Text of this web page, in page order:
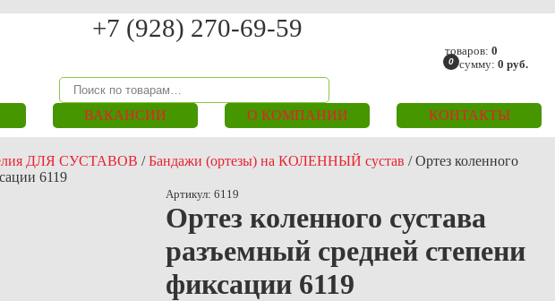
+7 (928) 270-69-59
0
товаров: 0
на сумму: 0 руб.
ВАКАНСИИ О КОМПАНИИ КОНТАКТЫ
ДЛЯ СУСТАВОВ /Бандажи (ортезы) на КОЛЕННЫЙ сустав /Ортез коленного
6119
Артикул: 6119
Ортез коленного сустава
разъемный средней степени
фиксации 6119